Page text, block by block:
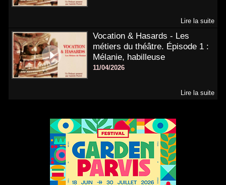
Lire la suite
Vocation & Hasards - Les
métiers du théâtre. Épisode 1 :
Mélanie, habilleuse
11/04/2026
Lire la suite